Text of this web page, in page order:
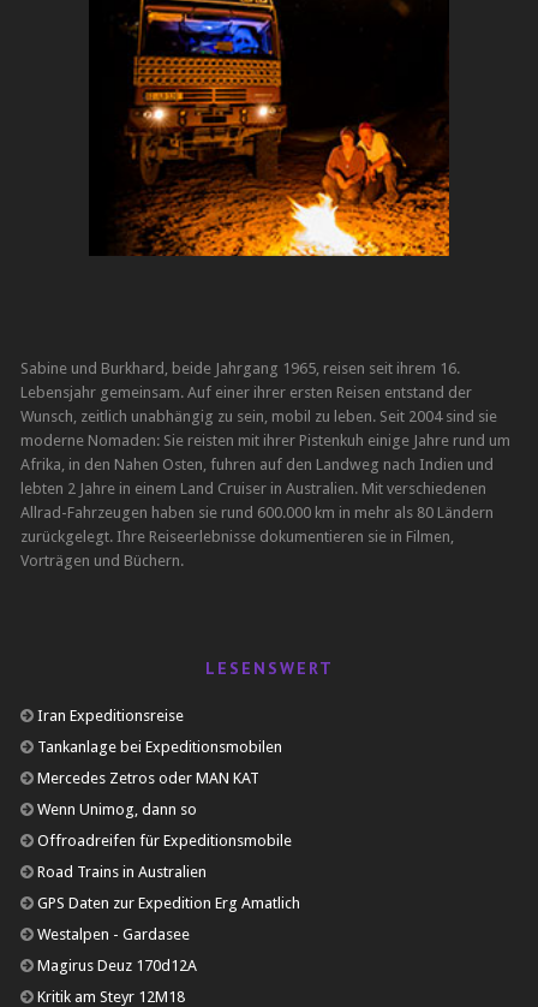
Sabine und Burkhard, beide Jahrgang 1965, reisen seit ihrem 16.
Lebensjahr gemeinsam. Auf einer ihrer ersten Reisen entstand der
Wunsch, zeitlich unabhängig zu sein, mobil zu leben. Seit 2004 sind sie
moderne Nomaden: Sie reisten mit ihrer Pistenkuh einige Jahre rund um
Afrika, in den Nahen Osten, fuhren auf den Landweg nach Indien und
lebten 2 Jahre in einem Land Cruiser in Australien. Mit verschiedenen
Allrad-Fahrzeugen haben sie rund 600.000 km in mehr als 80 Ländern
zurückgelegt. Ihre Reiseerlebnisse dokumentieren sie in Filmen,
Vorträgen und Büchern.
LESENSWERT
Iran Expeditionsreise
Tankanlage bei Expeditionsmobilen
Mercedes Zetros oder MAN KAT
Wenn Unimog, dann so
Offroadreifen für Expeditionsmobile
Road Trains in Australien
GPS Daten zur Expedition Erg Amatlich
Westalpen - Gardasee
Magirus Deuz 170d12A
Kritik am Steyr 12M18